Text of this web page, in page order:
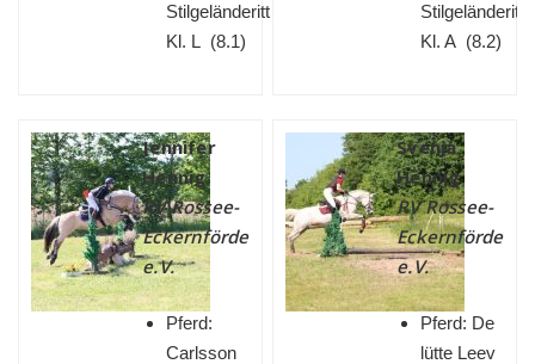
Stilgeländeritt
Kl. L (8.1)
Stilgeländeritt
Kl. A (8.2)
Jennifer
Hennig
RV Rossee-
Eckernförde
e.V.
Pferd:
Carlsson
Svenja
Hennig
RV Rossee-
Eckernförde
e.V.
Pferd: De
lütte Leev